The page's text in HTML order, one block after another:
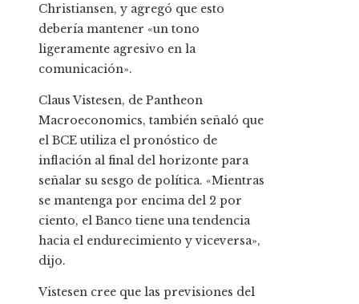
Christiansen, y agregó que esto
debería mantener «un tono
ligeramente agresivo en la
comunicación».
Claus Vistesen, de Pantheon
Macroeconomics, también señaló que
el BCE utiliza el pronóstico de
inflación al final del horizonte para
señalar su sesgo de política. «Mientras
se mantenga por encima del 2 por
ciento, el Banco tiene una tendencia
hacia el endurecimiento y viceversa»,
dijo.
Vistesen cree que las previsiones del